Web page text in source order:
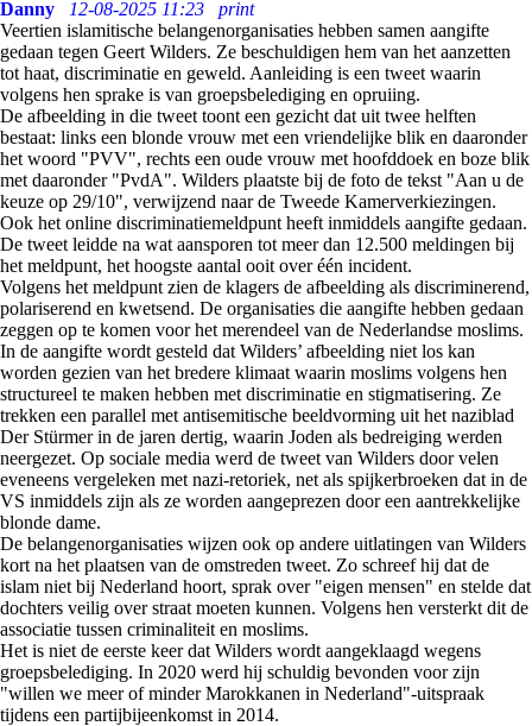
Danny
12-08-2025 11:23
print
Veertien islamitische belangenorganisaties hebben samen aangifte
gedaan tegen Geert Wilders. Ze beschuldigen hem van het aanzetten
tot haat, discriminatie en geweld. Aanleiding is een tweet waarin
volgens hen sprake is van groepsbelediging en opruiing.
De afbeelding in die tweet toont een gezicht dat uit twee helften
bestaat: links een blonde vrouw met een vriendelijke blik en daaronder
het woord "PVV", rechts een oude vrouw met hoofddoek en boze blik
met daaronder "PvdA". Wilders plaatste bij de foto de tekst "Aan u de
keuze op 29/10", verwijzend naar de Tweede Kamerverkiezingen.
Ook het online discriminatiemeldpunt heeft inmiddels aangifte gedaan.
De tweet leidde na wat aansporen tot meer dan 12.500 meldingen bij
het meldpunt, het hoogste aantal ooit over één incident.
Volgens het meldpunt zien de klagers de afbeelding als discriminerend,
polariserend en kwetsend. De organisaties die aangifte hebben gedaan
zeggen op te komen voor het merendeel van de Nederlandse moslims.
In de aangifte wordt gesteld dat Wilders’ afbeelding niet los kan
worden gezien van het bredere klimaat waarin moslims volgens hen
structureel te maken hebben met discriminatie en stigmatisering. Ze
trekken een parallel met antisemitische beeldvorming uit het naziblad
Der Stürmer in de jaren dertig, waarin Joden als bedreiging werden
neergezet. Op sociale media werd de tweet van Wilders door velen
eveneens vergeleken met nazi-retoriek, net als spijkerbroeken dat in de
VS inmiddels zijn als ze worden aangeprezen door een aantrekkelijke
blonde dame.
De belangenorganisaties wijzen ook op andere uitlatingen van Wilders
kort na het plaatsen van de omstreden tweet. Zo schreef hij dat de
islam niet bij Nederland hoort, sprak over "eigen mensen" en stelde dat
dochters veilig over straat moeten kunnen. Volgens hen versterkt dit de
associatie tussen criminaliteit en moslims.
Het is niet de eerste keer dat Wilders wordt aangeklaagd wegens
groepsbelediging. In 2020 werd hij schuldig bevonden voor zijn
"willen we meer of minder Marokkanen in Nederland"-uitspraak
tijdens een partijbijeenkomst in 2014.